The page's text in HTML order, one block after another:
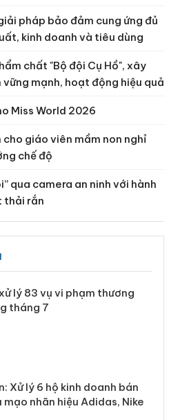
pháp bảo đảm cung ứng đủ
kinh doanh và tiêu dùng
chất "Bộ đội Cụ Hồ", xây
vững mạnh, hoạt động hiệu quả
Miss World 2026
giáo viên mầm non nghỉ
chế độ
qua camera an ninh với hành
thải rắn
lý 83 vụ vi phạm thương
tháng 7
Xử lý 6 hộ kinh doanh bán
mạo nhãn hiệu Adidas, Nike